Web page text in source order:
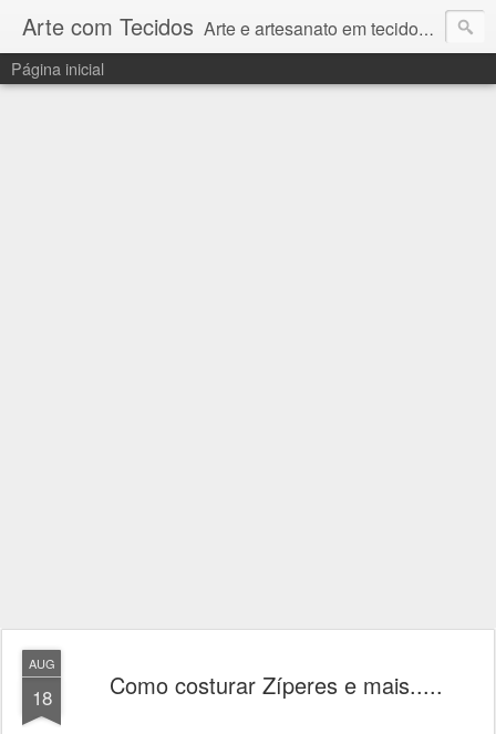
Arte com Tecidos Arte e artesanato em tecidos e sintéticos. Um catálogo incrível de tutoriais escritos e gravados em vídeos por artesãos e artesãs do Brasil e do Exterior e também vídeos autorais sobre modelagem em Corel Draw
Página inicial
AUG
18 Como costurar Zíperes e mais.....